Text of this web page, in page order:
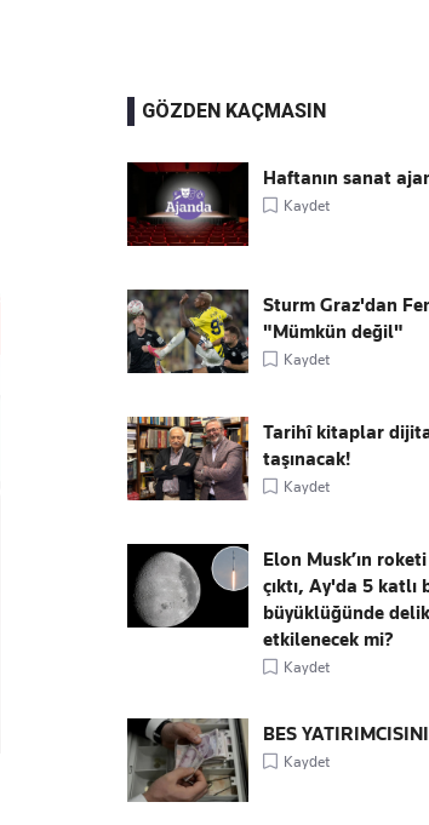
GÖZDEN KAÇMASIN
Haftanın sanat
Kaydet
Sturm Graz'dan
"Mümkün değil"
Kaydet
Tarihî kitaplar
taşınacak!
Kaydet
Elon Musk’ın
çıktı, Ay'da 5 katlı
büyüklüğünde
etkilenecek mi?
Kaydet
BES
Kaydet